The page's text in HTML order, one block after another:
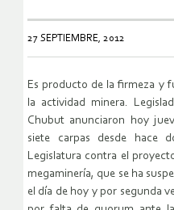
27 SEPTIEMBRE, 2012
Es producto de la firmeza y
la actividad minera.
Chubut anunciaron hoy
siete carpas desde hace
Legislatura contra el
megaminería, que se ha
el día de hoy y por segunda